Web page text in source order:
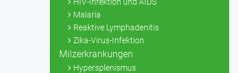
Malaria
Reaktive Lymphadenitis
Zika-Virus-Infektion
Milzerkrankungen
Hypersplenismus